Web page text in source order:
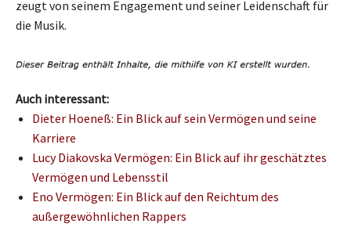
zeugt von seinem Engagement und seiner Leidenschaft für
die Musik.
Auch interessant:
Dieter Hoeneß: Ein Blick auf sein Vermögen und seine
Karriere
Lucy Diakovska Vermögen: Ein Blick auf ihr geschätztes
Vermögen und Lebensstil
Eno Vermögen: Ein Blick auf den Reichtum des
außergewöhnlichen Rappers